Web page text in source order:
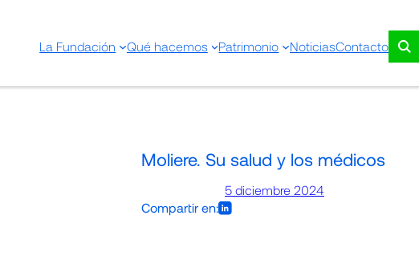
La Fundación Qué hacemos Patrimonio NoticiasContacto
Moliere. Su salud y los médicos
5 diciembre 2024
Compartir en: